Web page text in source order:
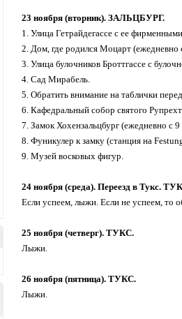
23 ноября (вторник). ЗАЛЬЦБУРГ.
1. Улица Гетрайдегассе с ее
2. Дом, где родился Моцарт (ежедневно
3. Улица булочников Броттгассе с
4. Сад Мирабель.
5. Обратить внимание на таблички
6. Кафедральный собор святого
7. Замок Хохензальцбург (ежедневно с
8. Фуникулер к замку (станция на
9. Музей восковых фигур.
24 ноября (среда). Переезд в Тукс.
Если успеем, лыжи. Если не успеем, то
25 ноября (четверг). ТУКС.
Лыжи.
26 ноября (пятница). ТУКС.
Лыжи.